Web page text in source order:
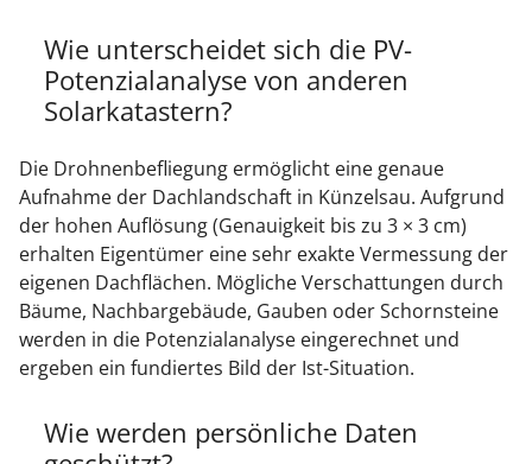
Wie unterscheidet sich die PV-
Potenzialanalyse von anderen
Solarkatastern?
Die Drohnenbefliegung ermöglicht eine genaue
Aufnahme der Dachlandschaft in Künzelsau. Aufgrund
der hohen Auflösung (Genauigkeit bis zu 3 × 3 cm)
erhalten Eigentümer eine sehr exakte Vermessung der
eigenen Dachflächen. Mögliche Verschattungen durch
Bäume, Nachbargebäude, Gauben oder Schornsteine
werden in die Potenzialanalyse eingerechnet und
ergeben ein fundiertes Bild der Ist-Situation.
Wie werden persönliche Daten